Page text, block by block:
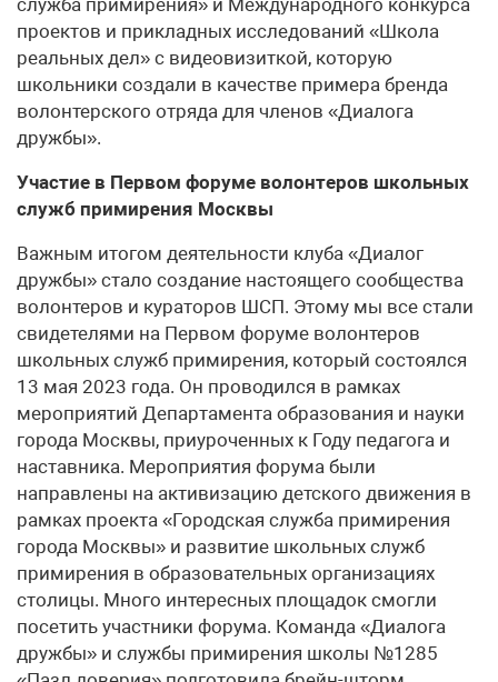
служба примирения» и Международного конкурса
проектов и прикладных исследований «Школа
реальных дел» с видеовизиткой, которую
школьники создали в качестве примера бренда
волонтерского отряда для членов «Диалога
дружбы».
Участие в Первом форуме волонтеров школьных
служб примирения Москвы
Важным итогом деятельности клуба «Диалог
дружбы» стало создание настоящего сообщества
волонтеров и кураторов ШСП. Этому мы все стали
свидетелями на Первом форуме волонтеров
школьных служб примирения, который состоялся
13 мая 2023 года. Он проводился в рамках
мероприятий Департамента образования и науки
города Москвы, приуроченных к Году педагога и
наставника. Мероприятия форума были
направлены на активизацию детского движения в
рамках проекта «Городская служба примирения
города Москвы» и развитие школьных служб
примирения в образовательных организациях
столицы. Много интересных площадок смогли
посетить участники форума. Команда «Диалога
дружбы» и службы примирения школы №1285